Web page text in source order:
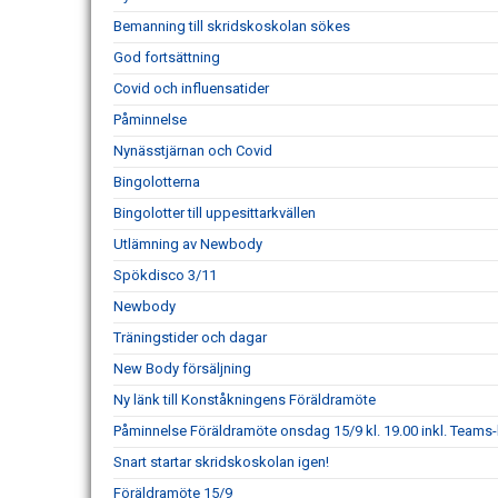
Bemanning till skridskoskolan sökes
God fortsättning
Covid och influensatider
Påminnelse
Nynässtjärnan och Covid
Bingolotterna
Bingolotter till uppesittarkvällen
Utlämning av Newbody
Spökdisco 3/11
Newbody
Träningstider och dagar
New Body försäljning
Ny länk till Konståkningens Föräldramöte
Påminnelse Föräldramöte onsdag 15/9 kl. 19.00 inkl.
Snart startar skridskoskolan igen!
Föräldramöte 15/9